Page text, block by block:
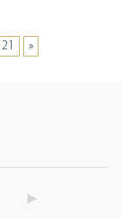
21 »
►